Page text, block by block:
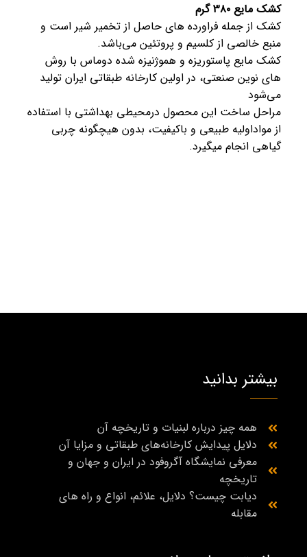
کشک مایع ۳۸۰ گرم
کشک از جمله فراورده های حاصل از تخمیر شیر است و
منبع خالصی از کلسیم و پروتئین می‌باشد.
کشک مایع پاستوریزه و هموژنیزه شده دوماس با روش
های نوین صنعتی، در اولین کارخانه طبقاتی ایران تولید
می‌شود
مراحل ساخت این محصول درمحیطی بهداشتی با استفاده
از مواداولیه طبیعی و باکیفیت، بدون هیچگونه چربی
گیاهی انجام میگیرد.
بیشتر بدانید
همه چیز درباره لبنیات و تاریخچه آن
دلایل پیدایش کارخانه‌های طبقاتی و مزایا آن
معرفی نمایشگاه آگروفود در ایران و جهان و
تاریخچه
دیابت چیست؟ دلایل، علائم، انواع و راه‌ های
مقابله